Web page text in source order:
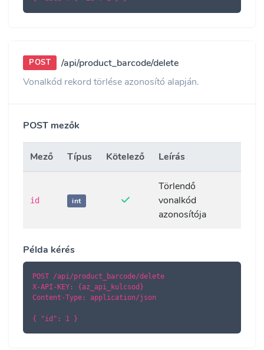
POST
/api/product_barcode/delete
Vonalkód rekord törlése azonosító alapján.
POST mezők
Mező Típus Kötelező Leírás
id int
Törlendő
vonalkód
azonosítója
Példa kérés
POST /api/product_barcode/delete
X-API-KEY: {az_api_kulcsod}
Content-Type: application/json
{ "id": 1 }